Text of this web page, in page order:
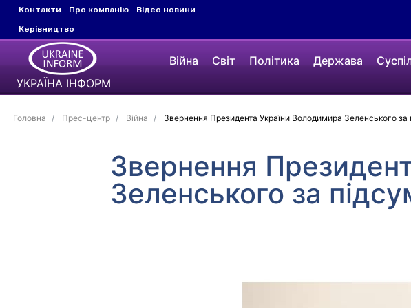
Контакти Про компанію
Відео новини
Керівництво
УКРАЇНА ІНФОРМ
Війна Світ Політика Держава
Головна Прес-центр Війна Звернення Президента України Володимира Зеленського за
Звернення
Зеленського за